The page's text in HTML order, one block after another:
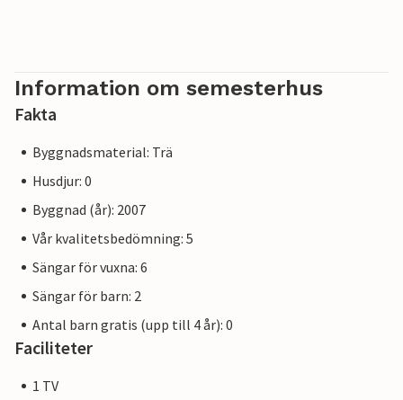
Några av bilderna kan vara exempel på identiska hus.
Inredningens och husets färg kan variera.
Andra fastigheter i denna del av semesterbyn: DTR601- 660
Information om semesterhus
Fakta
Byggnadsmaterial: Trä
Husdjur: 0
Byggnad (år): 2007
Vår kvalitetsbedömning: 5
Sängar för vuxna: 6
Sängar för barn: 2
Antal barn gratis (upp till 4 år): 0
Faciliteter
1 TV